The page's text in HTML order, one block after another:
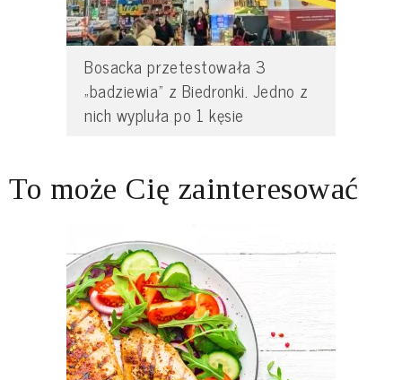
Bosacka przetestowała 3
„badziewia” z Biedronki. Jedno z
nich wypluła po 1 kęsie
To może Cię zainteresować